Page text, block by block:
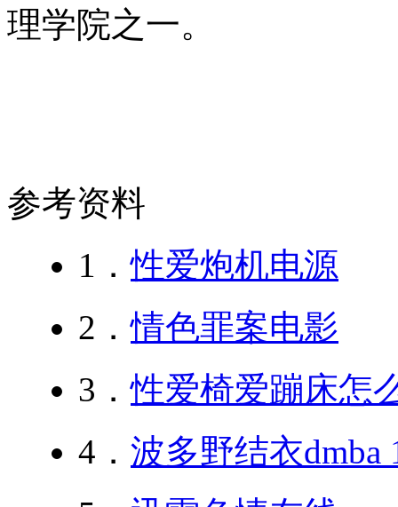
理学院之一。
参考资料
1．性爱炮机电源
2．情色罪案电影
3．性爱椅爱蹦床怎
4． 波多野结衣dmba